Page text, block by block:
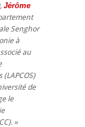
Jérôme
Senghor
à
au
de
le